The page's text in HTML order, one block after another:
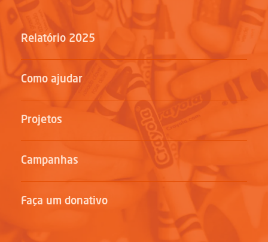
Relatório 2025
Como ajudar
Projetos
Campanhas
Faça um donativo